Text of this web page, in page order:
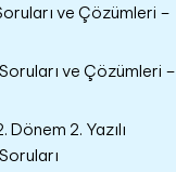
ve Çözümleri –
Soruları ve Çözümleri –
Dönem 2. Yazılı